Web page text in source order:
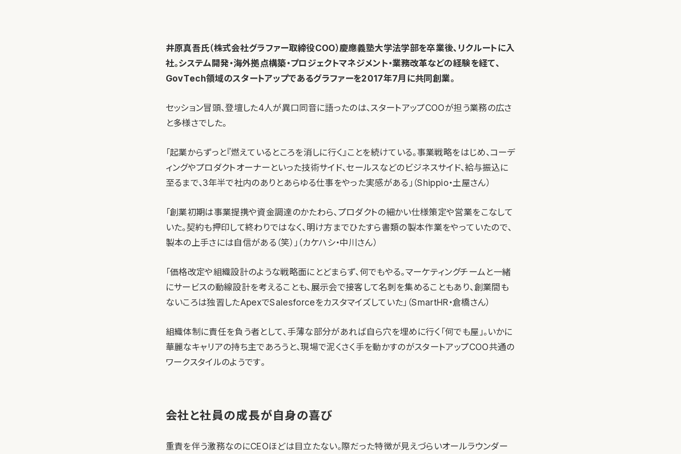
井原真吾氏（株式会社グラファー取締役COO）慶應義塾大学法学部を卒業後、リクルートに入
社。システム開発・海外拠点構築・プロジェクトマネジメント・業務改革などの経験を経て、
GovTech領域のスタートアップであるグラファーを2017年7月に共同創業。
セッション冒頭、登壇した4人が異口同音に語ったのは、スタートアップCOOが担う業務の広さ
と多様さでした。
「起業からずっと『燃えているところを消しに行く』ことを続けている。事業戦略をはじめ、コーデ
ィングやプロダクトオーナーといった技術サイド、セールスなどのビジネスサイド、給与振込に
至るまで、3年半で社内のありとあらゆる仕事をやった実感がある」（Shippio・土屋さん）
「創業初期は事業提携や資金調達のかたわら、プロダクトの細かい仕様策定や営業をこなして
いた。契約も押印して終わりではなく、明け方までひたすら書類の製本作業をやっていたので、
製本の上手さには自信がある（笑）」（カケハシ・中川さん）
「価格改定や組織設計のような戦略面にとどまらず、何でもやる。マーケティングチームと一緒
にサービスの動線設計を考えることも、展示会で接客して名刺を集めることもあり、創業間も
ないころは独習したApexでSalesforceをカスタマイズしていた」（SmartHR・倉橋さん）
組織体制に責任を負う者として、手薄な部分があれば自ら穴を埋めに行く「何でも屋」。いかに
華麗なキャリアの持ち主であろうと、現場で泥くさく手を動かすのがスタートアップCOO共通の
ワークスタイルのようです。
会社と社員の成長が自身の喜び
重責を伴う激務なのにCEOほどは目立たない。際だった特徴が見えづらいオールラウンダー